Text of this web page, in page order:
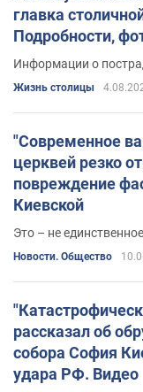
главка
Подробности,
Информации о
Жизнь столицы
"Современное
церквей резко
повреждение
Киевской
Это – не
Новости. Общество
рассказал об
собора София
удара РФ. Видео